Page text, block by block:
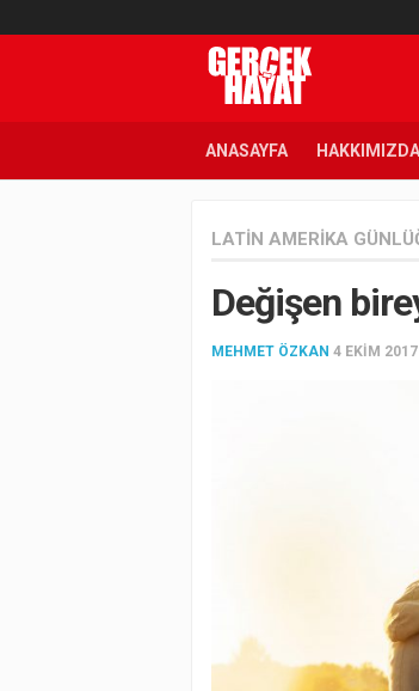
ANASAYFA HAKKIMIZDA
LATIN AMERIKA
Değişen
MEHMET ÖZKAN 4 EKIM 2017